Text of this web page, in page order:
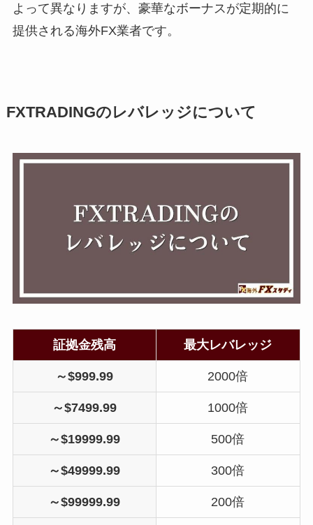
よって異なりますが、豪華なボーナスが定期的に
提供される海外FX業者です。
FXTRADINGのレバレッジについて
証拠金残高 最大レバレッジ
～$999.99 2000倍
～$7499.99 1000倍
～$19999.99 500倍
～$49999.99 300倍
～$99999.99 200倍